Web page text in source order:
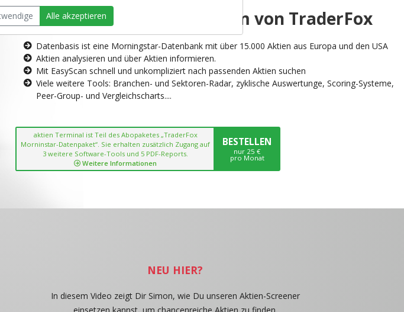
Die Aktienanalyse-Plattform von TraderFox
Datenbasis ist eine Morningstar-Datenbank mit über 15.000 Aktien aus Europa und den USA
Aktien analysieren und über Aktien informieren.
Mit EasyScan schnell und unkompliziert nach passenden Aktien suchen
Viele weitere Tools: Branchen- und Sektoren-Radar, zyklische Auswertunge, Scoring-Systeme,
Peer-Group- und Vergleichscharts....
aktien Terminal ist Teil des Abopaketes „TraderFox
Morninstar-Datenpaket“. Sie erhalten zusätzlich Zugang auf
3 weitere Software-Tools und 5 PDF-Reports.
Weitere Informationen
BESTELLEN
nur 25 €
pro Monat
NEU HIER?
In diesem Video zeigt Dir Simon, wie Du unseren Aktien-Screener
Alle akzeptieren